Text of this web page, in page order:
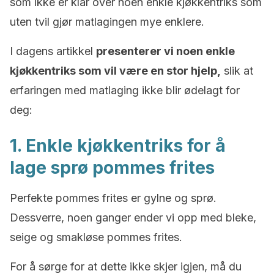
uten tvil gjør matlagingen mye enklere.
I dagens artikkel presenterer vi noen enkle
kjøkkentriks som vil være en stor hjelp, slik at
erfaringen med matlaging ikke blir ødelagt for
deg:
1. Enkle kjøkkentriks for å
lage sprø pommes frites
Perfekte pommes frites er gylne og sprø.
Dessverre, noen ganger ender vi opp med bleke,
seige og smakløse pommes frites.
For å sørge for at dette ikke skjer igjen, må du